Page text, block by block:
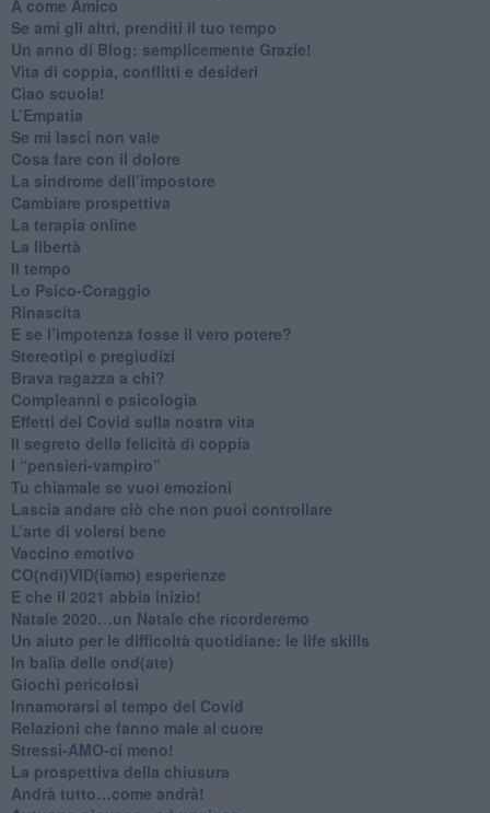
​A come Amico
​Se ami gli altri, prenditi il tuo tempo
​Un anno di Blog: semplicemente Grazie!
​Vita di coppia, conflitti e desideri
​Ciao scuola!
​L’Empatia
​Se mi lasci non vale
Cosa fare con il dolore
​La sindrome dell’impostore
​Cambiare prospettiva
La terapia online
La libertà
​Il tempo
​Lo Psico-Coraggio
Rinascita
​E se l’impotenza fosse il vero potere?
Stereotipi e pregiudizi
​Brava ragazza a chi?
​Compleanni e psicologia
Effetti del Covid sulla nostra vita
Il segreto della felicità di coppia
​I “pensieri-vampiro”
​Tu chiamale se vuoi emozioni
​Lascia andare ciò che non puoi controllare
L’arte di volersi bene
​Vaccino emotivo
CO(ndi)VID(iamo) esperienze
​E che il 2021 abbia inizio!
​Natale 2020…un Natale che ricorderemo
Un aiuto per le difficoltà quotidiane: le life skills
​In balia delle ond(ate)
Giochi pericolosi
Innamorarsi al tempo del Covid
​Relazioni che fanno male al cuore
​Stressi-AMO-ci meno!
​La prospettiva della chiusura
​Andrà tutto…come andrà!